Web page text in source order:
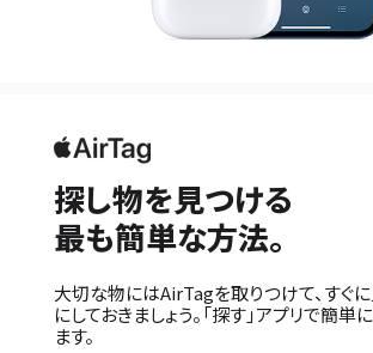
探し物を見つける
最も簡単な方法。
大切な物にはAirTagを取りつけて、すぐ
にしておきましょう。「探す」アプリで簡
ます。